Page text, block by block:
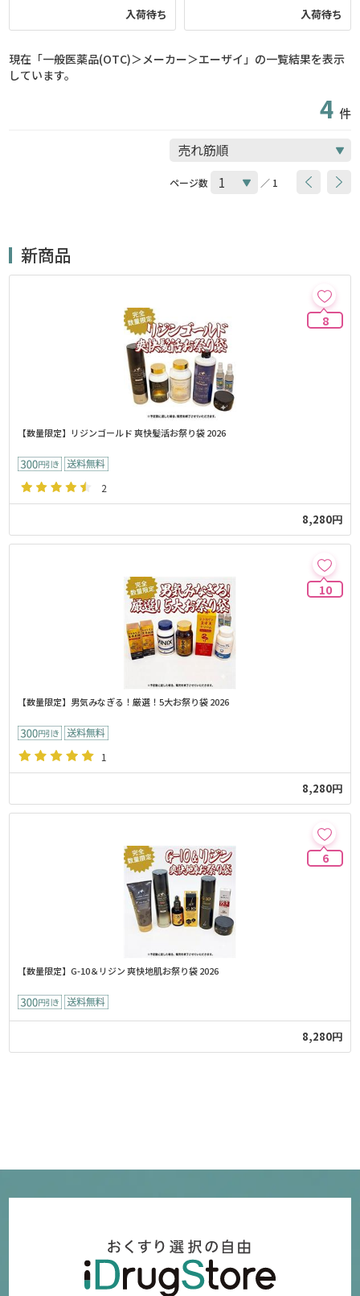
入荷待ち 入荷待ち
現在「一般医薬品(OTC)＞メーカー＞エーザイ」の一覧結果を表示
しています。
4 件
ページ数 ／ 1
新商品
8
【数量限定】リジンゴールド 爽快髪活お祭り袋 2026
2
8,280円
10
【数量限定】男気みなぎる！厳選！5大お祭り袋 2026
1
8,280円
6
【数量限定】G-10＆リジン 爽快地肌お祭り袋 2026
8,280円